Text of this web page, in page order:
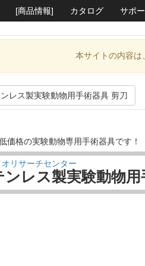
[商品情報] カタログ サポ
本サイトの内容は
レス製実験動物用手術器具 剪刀
価格の実験動物専用手術器具です！
リサーチセンター
ンレス製実験動物